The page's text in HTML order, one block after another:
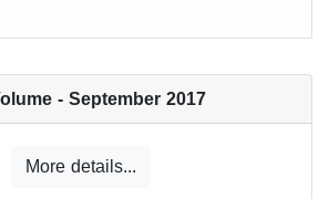
- September 2017
More details...